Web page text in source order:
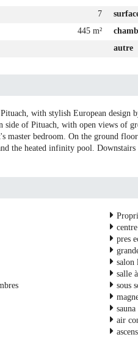
7
445 m²
autre
with stylish European design
side of Pituach, with open views of
master bedroom. On the ground
the heated infinity pool. Downstairs
pres
salon
salle
sous
sauna
air